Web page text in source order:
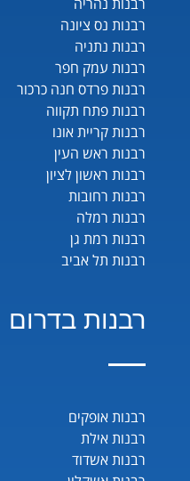
רבנות נס ציונה
רבנות נתניה
רבנות עמק חפר
רבנות פרדס חנה כרכור
רבנות פתח תקווה
רבנות קריית אונו
רבנות ראש העין
רבנות ראשון לציון
רבנות רחובות
רבנות רמלה
רבנות רמת גן
רבנות תל אביב
רבנות בדרום
רבנות אופקים
רבנות אילת
רבנות אשדוד